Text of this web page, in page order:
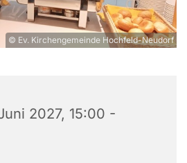
© Ev. Kirchengemeinde Hochfeld-Neudorf
2027, 15:00 -